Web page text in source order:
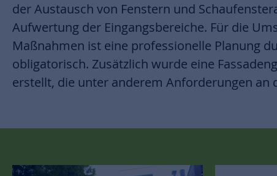
der Austausch von Fenstern und
Aufwertung der Eingangsbereiche. Für die
Maßnahmen ist eine professionelle Planung
obligatorisch. Zusätzlich wurde eine
erstellt, die unter anderem Anforderungen an
Projektanträge durch das City-
einer beachtlichen Hebelwirkung an dadurch